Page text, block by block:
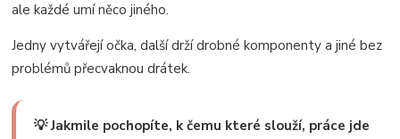
ale každé umí něco jiného.
Jedny vytvářejí očka, další drží drobné komponenty a jiné bez
problémů přecvaknou drátek.
💡 Jakmile pochopíte, k čemu které slouží, práce jde